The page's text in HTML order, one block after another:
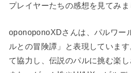
プレイヤーたちの感想を見てみま
oponoponoXDさんは、パルワー
ルとの冒険譚」と表現していま
て協力し、伝説のパルに挑む楽し